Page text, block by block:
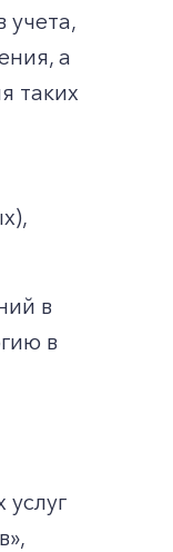
а
таких
в
в